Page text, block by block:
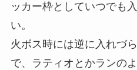
ッカー枠としていつでも
い。
火ボス時には逆に入れづ
で、ラティオとかランの